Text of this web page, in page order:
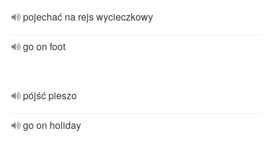
pojechać na rejs wycieczkowy
go on foot
pójść pieszo
go on holiday